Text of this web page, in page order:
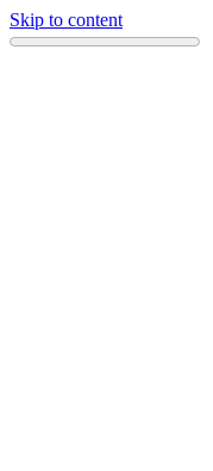
Skip to content